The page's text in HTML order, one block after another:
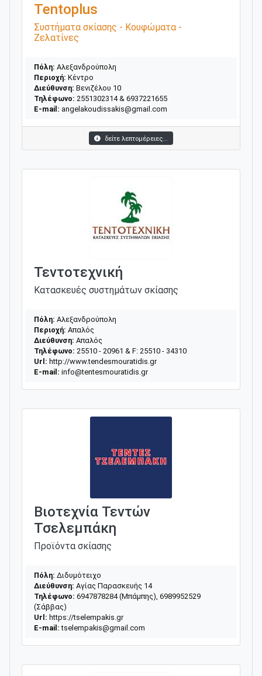
Tentoplus
Συστήματα σκίασης - Κουφώματα -
Ζελατίνες
Πόλη: Αλεξανδρούπολη
Περιοχή: Κέντρο
Διεύθυνση: Βενιζέλου 10
Τηλέφωνο: 2551302314 & 6937221655
E-mail: angelakoudissakis@gmail.com
δείτε λεπτομέρειες...
Τεντοτεχνική
Κατασκευές συστημάτων σκίασης
Πόλη: Αλεξανδρούπολη
Περιοχή: Απαλός
Διεύθυνση: Απαλός
Τηλέφωνο: 25510 - 20961 & F: 25510 - 34310
Url: http://www.tendesmouratidis.gr
E-mail: info@tentesmouratidis.gr
Βιοτεχνία Τεντών
Τσελεμπάκη
Προϊόντα σκίασης
Πόλη: Διδυμότειχο
Διεύθυνση: Αγίας Παρασκευής 14
Τηλέφωνο: 6947878284 (Μπάμπης), 6989952529
(Σάββας)
Url: https://tselempakis.gr
E-mail: tselempakis@gmail.com